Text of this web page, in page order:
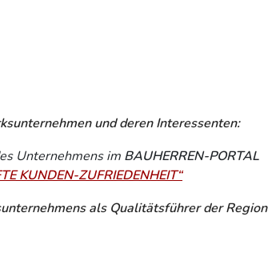
und deren Interessenten:
Unternehmens im BAUHERREN-PORTAL
KUNDEN-ZUFRIEDENHEIT“
als Qualitätsführer der Region